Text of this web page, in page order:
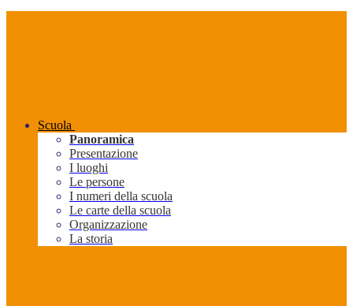
Scuola
Panoramica
Presentazione
I luoghi
Le persone
I numeri della scuola
Le carte della scuola
Organizzazione
La storia